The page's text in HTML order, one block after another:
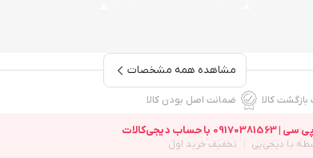
مشاهده همه مشخصات
ضمانت اصل بودن کالا